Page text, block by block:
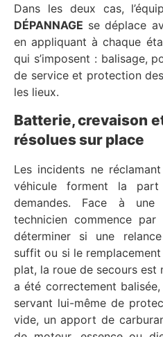
Dans les deux cas,
DÉPANNAGE se déplace
en appliquant à chaque
qui s’imposent : balisage,
de service et protection
les lieux.
Batterie, crevaison
résolues sur place
Les incidents ne
véhicule forment la
demandes. Face à une
technicien commence
déterminer si une
suffit ou si le remplacement
plat, la roue de secours est
a été correctement
servant lui-même de
vide, un apport de